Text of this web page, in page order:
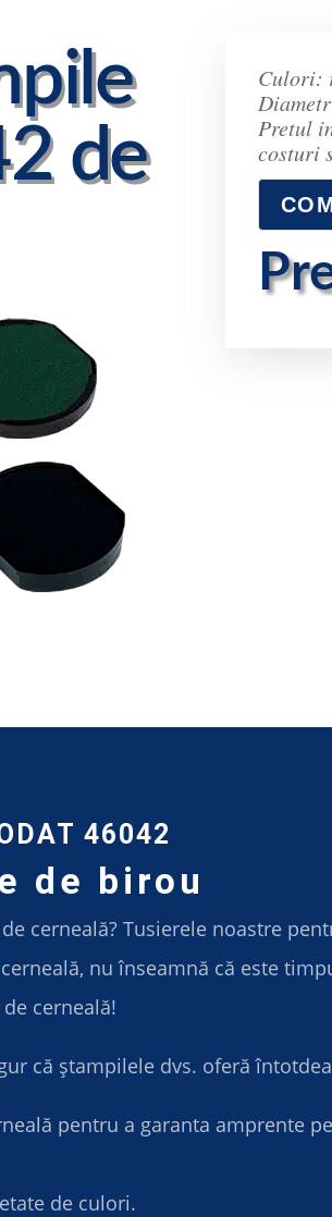
de
Culori:
Pretul
costuri
46042
de birou
cerneală? Tusierele noastre
nu înseamnă că este
cerneală!
că ștampilele dvs. oferă
pentru a garanta amprente
de culori.